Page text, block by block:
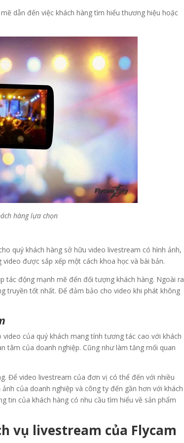
dẫn đến việc khách hàng tìm hiểu thương hiệu hoặc
hàng lựa chọn
quý khách hàng sở hữu video livestream có hình ảnh,
được sắp xếp một cách khoa học và bài bản.
tác động mạnh mẽ đến đối tượng khách hàng. Ngoài ra
truyền tốt nhất. Để đảm bảo cho video khi phát không
của quý khách mang tính tương tác cao với khách
tâm của doanh nghiệp. Cũng như làm tăng mối quan
Để video livestream của đơn vị có thể đến với nhiều
của doanh nghiệp và công ty đến gần hơn với khách
tin của khách hàng có nhu cầu tìm hiểu về sản phẩm
vụ livestream của Flycam